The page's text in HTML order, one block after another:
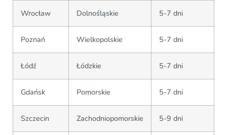
Wrocław Dolnośląskie 5-7 dni
Poznań Wielkopolskie 5-7 dni
Łódź Łódzkie 5-7 dni
Gdańsk Pomorskie 5-7 dni
Szczecin Zachodniopomorskie 5-9 dni